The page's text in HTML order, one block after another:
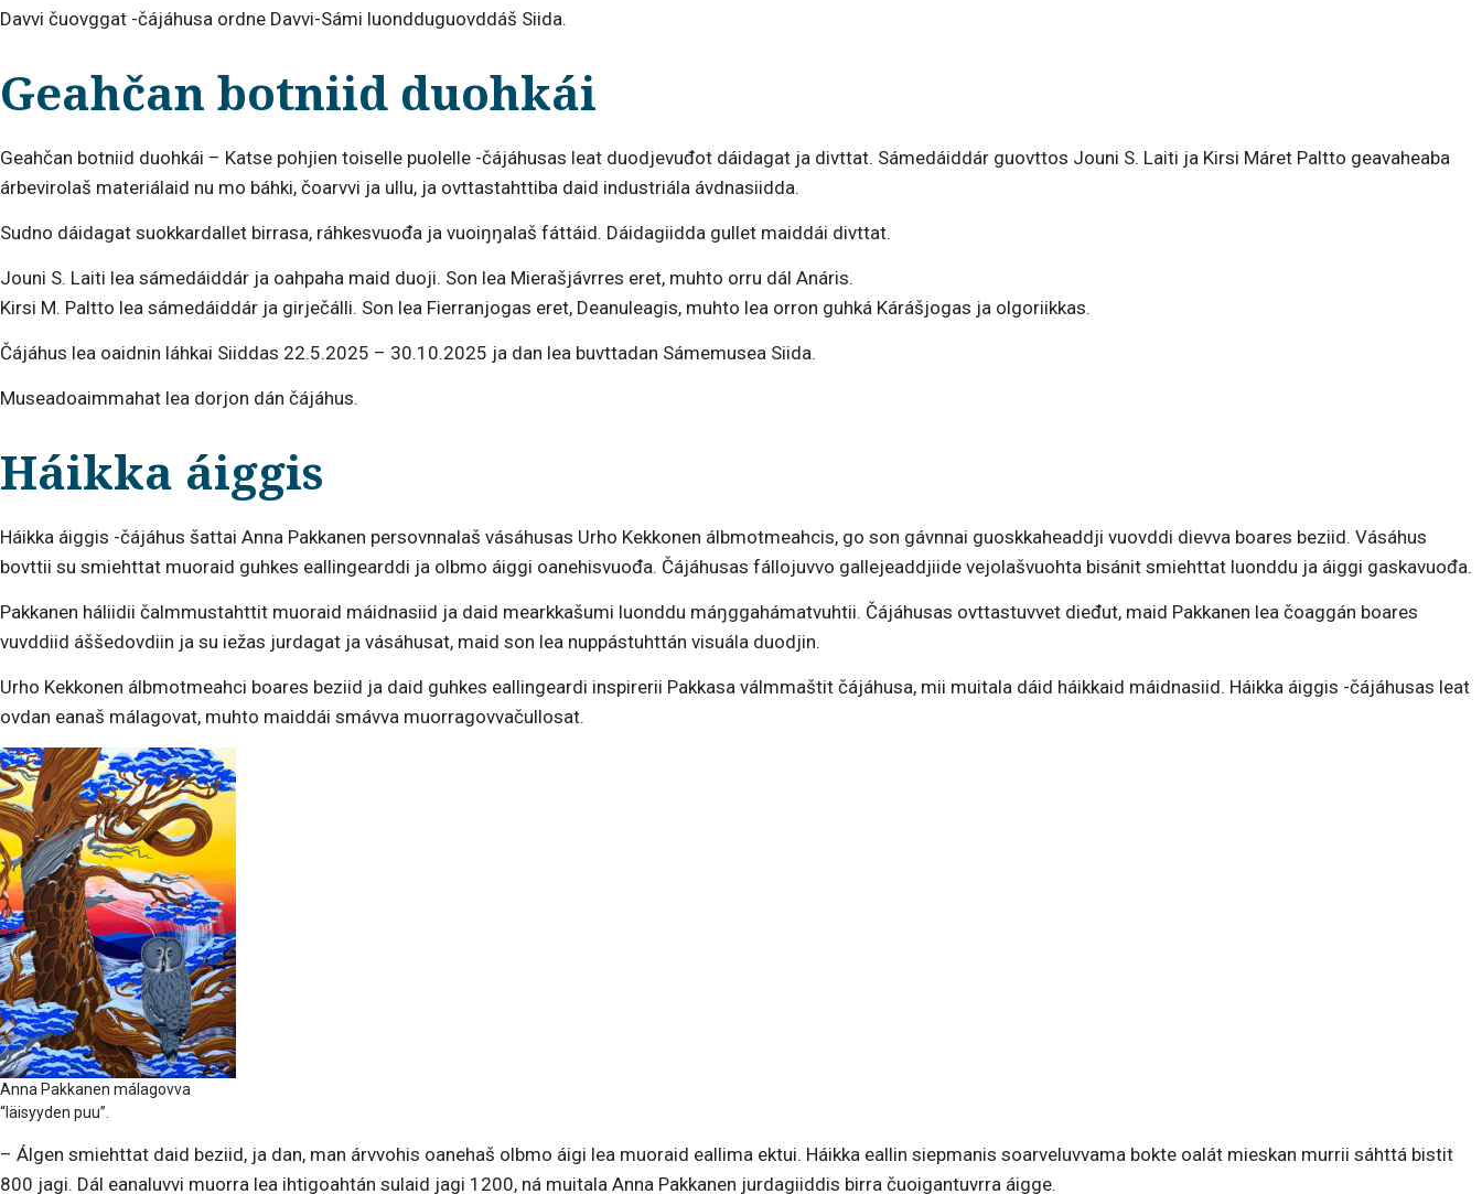
Davvi čuovggat -čájáhusa ordne Davvi-Sámi luondduguovddáš Siida.
Geahčan botniid duohkái
Geahčan botniid duohkái – Katse pohjien toiselle puolelle -čájáhusas leat duodjevuđot dáidagat ja divttat. Sámedáiddár guovttos Jouni S. Laiti ja Kirsi Máret Paltto geavaheaba
árbevirolaš materiálaid nu mo báhki, čoarvvi ja ullu, ja ovttastahttiba daid industriála ávdnasiidda.
Sudno dáidagat suokkardallet birrasa, ráhkesvuođa ja vuoiŋŋalaš fáttáid. Dáidagiidda gullet maiddái divttat.
Jouni S. Laiti lea sámedáiddár ja oahpaha maid duoji. Son lea Mierašjávrres eret, muhto orru dál Anáris.
Kirsi M. Paltto lea sámedáiddár ja girječálli. Son lea Fierranjogas eret, Deanuleagis, muhto lea orron guhká Kárášjogas ja olgoriikkas.
Čájáhus lea oaidnin láhkai Siiddas 22.5.2025 – 30.10.2025 ja dan lea buvttadan Sámemusea Siida.
Museadoaimmahat lea dorjon dán čájáhus.
Háikka áiggis
Háikka áiggis -čájáhus šattai Anna Pakkanen persovnnalaš vásáhusas Urho Kekkonen álbmotmeahcis, go son gávnnai guoskkaheaddji vuovddi dievva boares beziid. Vásáhus
bovttii su smiehttat muoraid guhkes eallingearddi ja olbmo áiggi oanehisvuođa. Čájáhusas fállojuvvo gallejeaddjiide vejolašvuohta bisánit smiehttat luonddu ja áiggi gaskavuođa.
Pakkanen háliidii čalmmustahttit muoraid máidnasiid ja daid mearkkašumi luonddu máŋggahámatvuhtii. Čájáhusas ovttastuvvet dieđut, maid Pakkanen lea čoaggán boares
vuvddiid áššedovdiin ja su iežas jurdagat ja vásáhusat, maid son lea nuppástuhttán visuála duodjin.
Urho Kekkonen álbmotmeahci boares beziid ja daid guhkes eallingeardi inspirerii Pakkasa válmmaštit čájáhusa, mii muitala dáid háikkaid máidnasiid. Háikka áiggis -čájáhusas leat
ovdan eanaš málagovat, muhto maiddái smávva muorragovvačullosat.
Anna Pakkanen málagovva
“Iäisyyden puu”.
– Álgen smiehttat daid beziid, ja dan, man árvvohis oanehaš olbmo áigi lea muoraid eallima ektui. Háikka eallin siepmanis soarveluvvama bokte oalát mieskan murrii sáhttá bistit
800 jagi. Dál eanaluvvi muorra lea ihtigoahtán sulaid jagi 1200, ná muitala Anna Pakkanen jurdagiiddis birra čuoigantuvrra áigge.